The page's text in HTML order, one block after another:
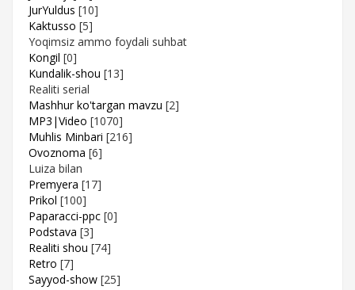
JurYuldus [10]
Kaktusso [5]
Yoqimsiz ammo foydali suhbat
Kongil [0]
Kundalik-shou [13]
Realiti serial
Mashhur ko'targan mavzu [2]
MP3|Video [1070]
Muhlis Minbari [216]
Ovoznoma [6]
Luiza bilan
Premyera [17]
Prikol [100]
Paparacci-ppc [0]
Podstava [3]
Realiti shou [74]
Retro [7]
Sayyod-show [25]